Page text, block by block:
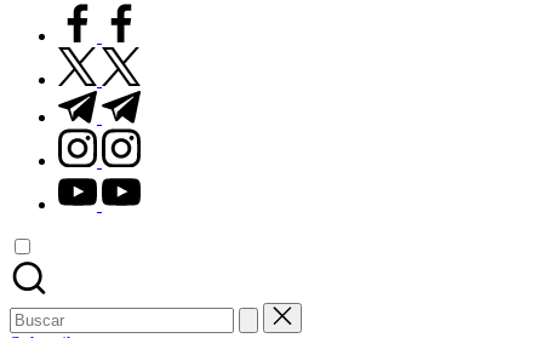
facebook.com
twitter.com
t.me
instagram.com
youtube.com
Buscar: